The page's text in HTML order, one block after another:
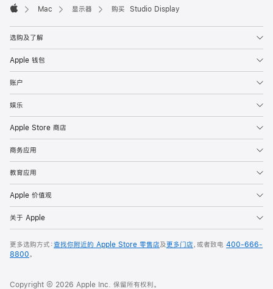
Mac 显示器 购买 Studio Display
选购及了解
Apple 钱包
账户
娱乐
Apple Store 商店
商务应用
教育应用
Apple 价值观
关于 Apple
更多选购方式：查找你附近的 Apple Store 零售店及更多门店，或者致电 400-666-
8800。
Copyright © 2026 Apple Inc. 保留所有权利。